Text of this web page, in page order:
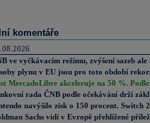
komentáře
ve vyčkávacím režimu, zvýšení sazeb ale
plynu v EU jsou pro toto období
MercadoLibre akceleruje na 50 %.
rada ČNB podle očekávání drží
navýšilo zisk o 150 procent. Switch
Sachs vidí v Evropě přehlížené